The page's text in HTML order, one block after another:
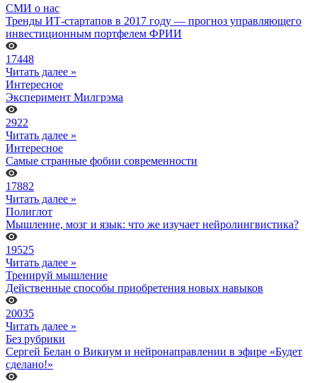
СМИ о нас
Тренды ИТ-стартапов в 2017 году — прогноз управляющего
инвестиционным портфелем ФРИИ
17448
Читать далее »
Интересное
Эксперимент Милгрэма
2922
Читать далее »
Интересное
Самые странные фобии современности
17882
Читать далее »
Полиглот
Мышление, мозг и язык: что же изучает нейролингвистика?
19525
Читать далее »
Тренируй мышление
Действенные способы приобретения новых навыков
20035
Читать далее »
Без рубрики
Сергей Белан о Викиум и нейронаправлении в эфире «Будет
сделано!»